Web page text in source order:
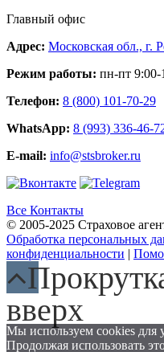
Главный офис
Адрес: Московская обл., г.
Режим работы: пн-пт 9:00-
Телефон: 8 (800) 101-70-29
WhatsApp: 8 (993) 336-46-
E-mail: info@stsbroker.ru
Все Контакты
© 2005-2025 Страховое
Обработка персональных
конфиденциальности
вверх
Мы используем cookies для
Продолжая использовать